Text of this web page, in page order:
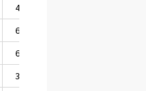
4,9
6,5
6,5
3,7